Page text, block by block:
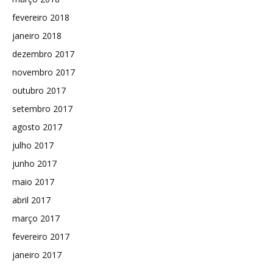
fevereiro 2018
janeiro 2018
dezembro 2017
novembro 2017
outubro 2017
setembro 2017
agosto 2017
julho 2017
junho 2017
maio 2017
abril 2017
março 2017
fevereiro 2017
janeiro 2017